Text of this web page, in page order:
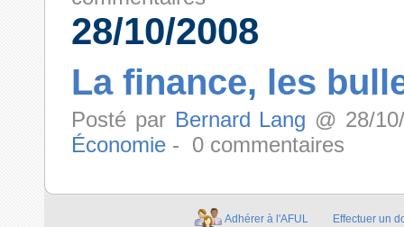
28/10/2008
La finance, les
Posté par Bernard Lang @ 28/
Économie - 0 commentaires
Adhérer à l'AFUL Effectuer un